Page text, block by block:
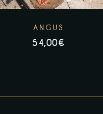
ANGUS
54,00€